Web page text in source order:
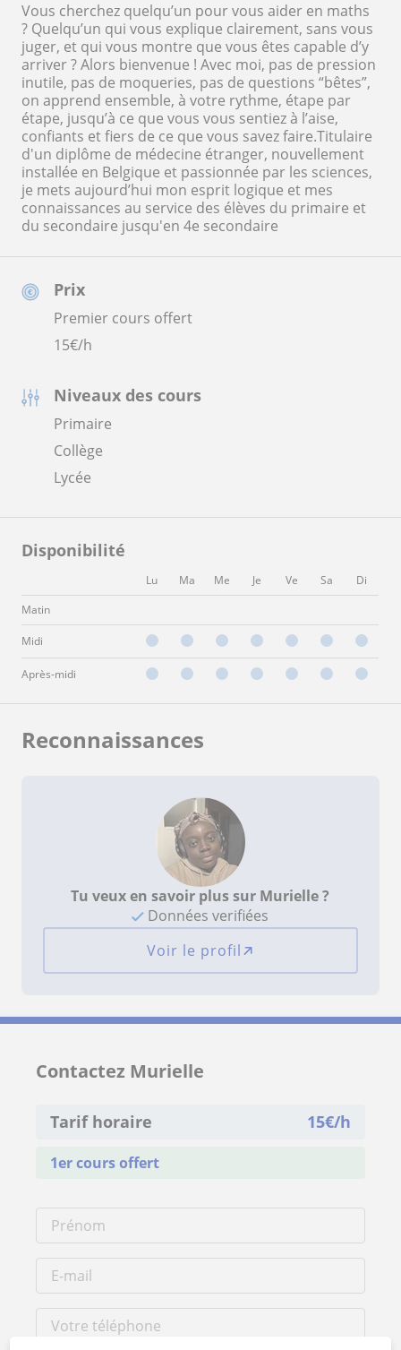
Prix
Premier cours offert
15€/h
Niveaux des cours
Primaire
Collège
Lycée
Disponibilité
Lu Ma Me Je Ve Sa
Di
Matin
Midi
Après-midi
Vous cherchez quelqu’un pour vous aider en maths
? Quelqu’un qui vous explique clairement, sans vous
juger, et qui vous montre que vous êtes capable d’y
arriver ? Alors bienvenue ! Avec moi, pas de pression
inutile, pas de moqueries, pas de questions “bêtes”,
on apprend ensemble, à votre rythme, étape par
étape, jusqu’à ce que vous vous sentiez à l’aise,
confiants et fiers de ce que vous savez faire.Titulaire
d'un diplôme de médecine étranger, nouvellement
installée en Belgique et passionnée par les sciences,
je mets aujourd’hui mon esprit logique et mes
connaissances au service des élèves du primaire et
du secondaire jusqu'en 4e secondaire
Reconnaissances
Tu veux en savoir plus sur Murielle ?
Données verifiées
Voir le profil
Contactez Murielle
Tarif horaire 15€/h
1er cours offert